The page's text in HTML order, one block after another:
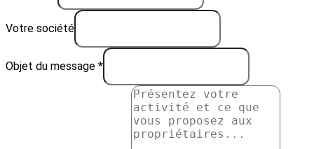
Votre société
Objet du message *